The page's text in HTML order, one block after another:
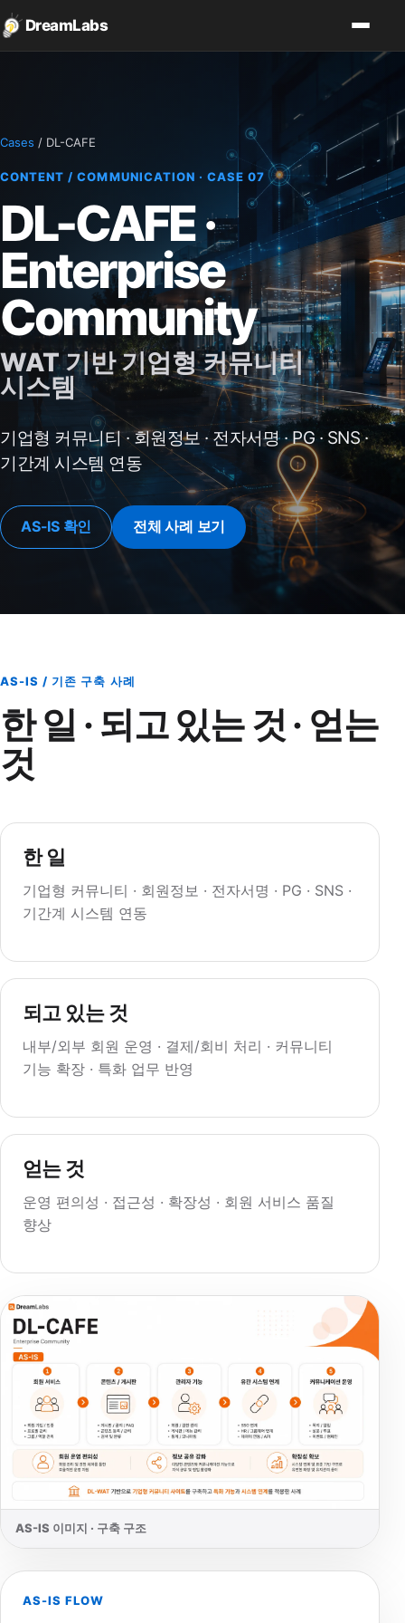
DreamLabs
Cases / DL-CAFE
CONTENT / COMMUNICATION · CASE 07
DL-CAFE ·
Enterprise
Community
WAT 기반 기업형 커뮤니티
시스템
기업형 커뮤니티 · 회원정보 · 전자서명 · PG · SNS ·
기간계 시스템 연동
AS-IS 확인 전체 사례 보기
AS-IS / 기존 구축 사례
한 일 · 되고 있는 것 · 얻는
것
한 일
기업형 커뮤니티 · 회원정보 · 전자서명 · PG · SNS ·
기간계 시스템 연동
되고 있는 것
내부/외부 회원 운영 · 결제/회비 처리 · 커뮤니티
기능 확장 · 특화 업무 반영
얻는 것
운영 편의성 · 접근성 · 확장성 · 회원 서비스 품질
향상
AS-IS 이미지 · 구축 구조
AS-IS FLOW